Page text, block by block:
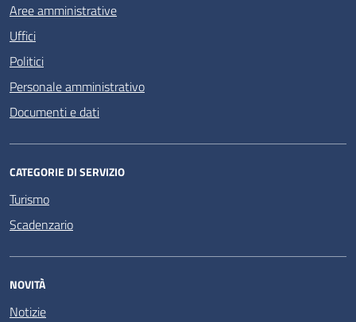
Aree amministrative
Uffici
Politici
Personale amministrativo
Documenti e dati
CATEGORIE DI SERVIZIO
Turismo
Scadenzario
NOVITÀ
Notizie